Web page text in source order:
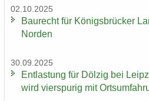
02.10.2025
Bau­recht für Kö­nigs­brü­cker
Nor­den
30.09.2025
Ent­las­tung für Döl­zig bei
wird vier­spu­rig mit